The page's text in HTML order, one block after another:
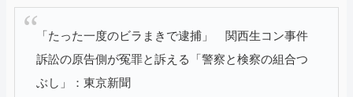
「たった一度のビラまきで逮捕」 関西生コン事件
訴訟の原告側が冤罪と訴える「警察と検察の組合つ
ぶし」：東京新聞